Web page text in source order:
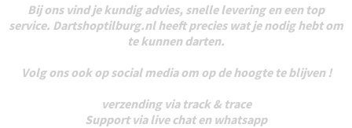
Bij ons vind je kundig advies, snelle levering en een top
service. Dartshoptilburg.nl heeft precies wat je nodig hebt om
te kunnen darten.
Volg ons ook op social media om op de hoogte te blijven !
verzending via track & trace
Support via live chat en whatsapp